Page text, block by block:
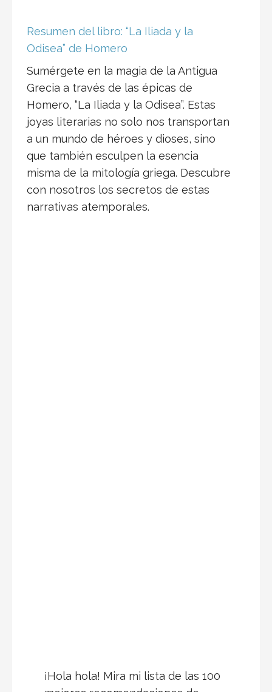
Resumen del libro: “La Iliada y la
Odisea” de Homero
Sumérgete en la magia de la Antigua
Grecia a través de las épicas de
Homero, “La Iliada y la Odisea”. Estas
joyas literarias no solo nos transportan
a un mundo de héroes y dioses, sino
que también esculpen la esencia
misma de la mitología griega. Descubre
con nosotros los secretos de estas
narrativas atemporales.
¡Hola hola! Mira mi lista de las 100